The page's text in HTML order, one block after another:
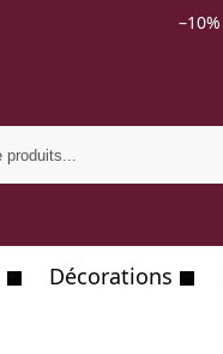
–10%
Décorations